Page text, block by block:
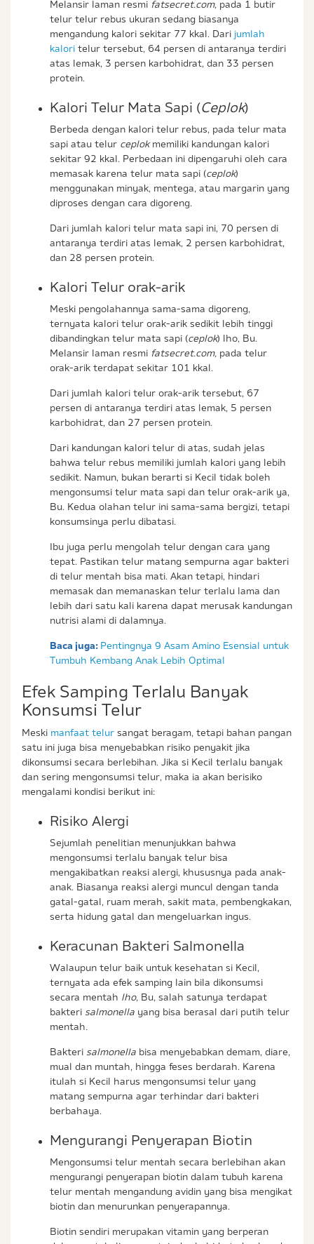
Melansir laman resmi fatsecret.com, pada 1 butir
telur telur rebus ukuran sedang biasanya
mengandung kalori sekitar 77 kkal. Dari jumlah
kalori telur tersebut, 64 persen di antaranya terdiri
atas lemak, 3 persen karbohidrat, dan 33 persen
protein.
Kalori Telur Mata Sapi (Ceplok)
Berbeda dengan kalori telur rebus, pada telur mata
sapi atau telur ceplokmemiliki kandungan kalori
sekitar 92 kkal. Perbedaan ini dipengaruhi oleh cara
memasak karena telur mata sapi (ceplok)
menggunakan minyak, mentega, atau margarin yang
diproses dengan cara digoreng.
Dari jumlah kalori telur mata sapi ini, 70 persen di
antaranya terdiri atas lemak, 2 persen karbohidrat,
dan 28 persen protein.
Kalori Telur orak-arik
Meski pengolahannya sama-sama digoreng,
ternyata kalori telur orak-arik sedikit lebih tinggi
dibandingkan telur mata sapi (ceplok) lho, Bu.
Melansir laman resmi fatsecret.com, pada telur
orak-arik terdapat sekitar 101 kkal.
Dari jumlah kalori telur orak-arik tersebut, 67
persen di antaranya terdiri atas lemak, 5 persen
karbohidrat, dan 27 persen protein.
Dari kandungan kalori telur di atas, sudah jelas
bahwa telur rebus memiliki jumlah kalori yang lebih
sedikit. Namun, bukan berarti si Kecil tidak boleh
mengonsumsi telur mata sapi dan telur orak-arik ya,
Bu. Kedua olahan telur ini sama-sama bergizi, tetapi
konsumsinya perlu dibatasi.
Ibu juga perlu mengolah telur dengan cara yang
tepat. Pastikan telur matang sempurna agar bakteri
di telur mentah bisa mati. Akan tetapi, hindari
memasak dan memanaskan telur terlalu lama dan
lebih dari satu kali karena dapat merusak kandungan
nutrisi alami di dalamnya.
Baca juga: Pentingnya 9 Asam Amino Esensial untuk
Tumbuh Kembang Anak Lebih Optimal
Efek Samping Terlalu Banyak
Konsumsi Telur
Meski manfaat telur sangat beragam, tetapi bahan pangan
satu ini juga bisa menyebabkan risiko penyakit jika
dikonsumsi secara berlebihan. Jika si Kecil terlalu banyak
dan sering mengonsumsi telur, maka ia akan berisiko
mengalami kondisi berikut ini:
Risiko Alergi
Sejumlah penelitian menunjukkan bahwa
mengonsumsi terlalu banyak telur bisa
mengakibatkan reaksi alergi, khususnya pada anak-
anak. Biasanya reaksi alergi muncul dengan tanda
gatal-gatal, ruam merah, sakit mata, pembengkakan,
serta hidung gatal dan mengeluarkan ingus.
Keracunan Bakteri Salmonella
Walaupun telur baik untuk kesehatan si Kecil,
ternyata ada efek samping lain bila dikonsumsi
secara mentah lho, Bu, salah satunya terdapat
bakteri salmonella yang bisa berasal dari putih telur
mentah.
Bakteri salmonella bisa menyebabkan demam, diare,
mual dan muntah, hingga feses berdarah. Karena
itulah si Kecil harus mengonsumsi telur yang
matang sempurna agar terhindar dari bakteri
berbahaya.
Mengurangi Penyerapan Biotin
Mengonsumsi telur mentah secara berlebihan akan
mengurangi penyerapan biotin dalam tubuh karena
telur mentah mengandung avidin yang bisa mengikat
biotin dan menurunkan penyerapannya.
Biotin sendiri merupakan vitamin yang berperan